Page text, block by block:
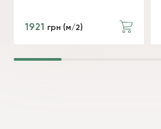
1921 грн (м/2)